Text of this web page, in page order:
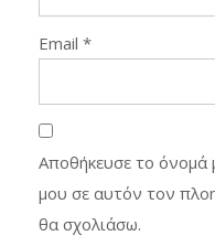
Email *
Αποθήκευσε το όνομά
μου σε αυτόν τον
θα σχολιάσω.